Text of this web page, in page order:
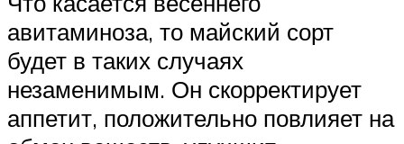
авитаминоза, то майский сорт
будет в таких случаях
незаменимым. Он скорректирует
аппетит, положительно повлияет на